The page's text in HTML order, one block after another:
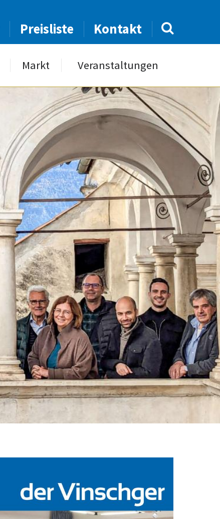
Preisliste Kontakt
Markt Veranstaltungen